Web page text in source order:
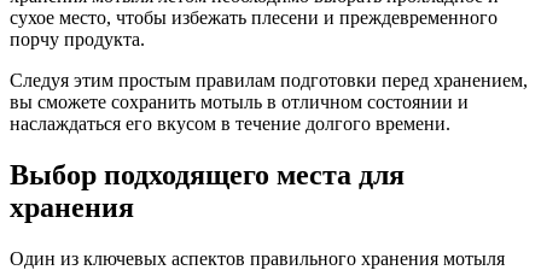
сухое место, чтобы избежать плесени и преждевременного
порчу продукта.
Следуя этим простым правилам подготовки перед хранением,
вы сможете сохранить мотыль в отличном состоянии и
наслаждаться его вкусом в течение долгого времени.
Выбор подходящего места для
хранения
Один из ключевых аспектов правильного хранения мотыля